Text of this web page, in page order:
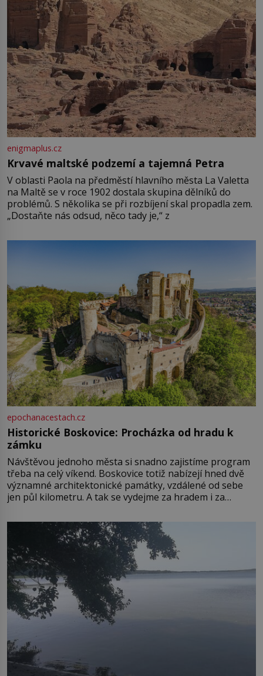
enigmaplus.cz
Krvavé maltské podzemí a tajemná Petra
V oblasti Paola na předměstí hlavního města La Valetta
na Maltě se v roce 1902 dostala skupina dělníků do
problémů. S několika se při rozbíjení skal propadla zem.
„Dostaňte nás odsud, něco tady je,“ z
epochanacestach.cz
Historické Boskovice: Procházka od hradu k
zámku
Návštěvou jednoho města si snadno zajistíme program
třeba na celý víkend. Boskovice totiž nabízejí hned dvě
významné architektonické památky, vzdálené od sebe
jen půl kilometru. A tak se vydejme za hradem i za
Boskovice na okraji Drahanské vrchoviny vznikla někdy
ve13. století, a už v roce 1313 kronikáři zaznamenali